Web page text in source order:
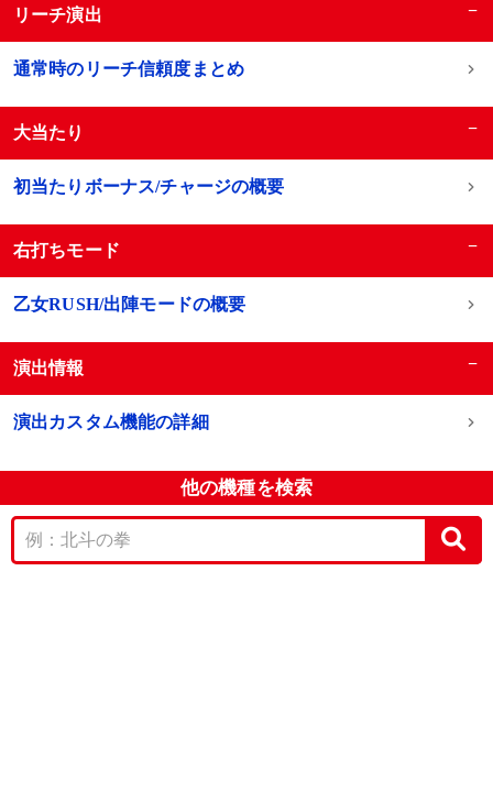
リーチ演出 −
通常時のリーチ信頼度まとめ
大当たり −
初当たりボーナス/チャージの概要
右打ちモード −
乙女RUSH/出陣モードの概要
演出情報 −
演出カスタム機能の詳細
他の機種を検索